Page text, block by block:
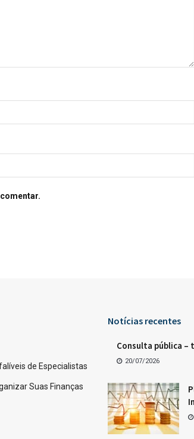
de Especialistas
Suas Finanças
Notícias recentes
Consulta pública –
20/07/2026